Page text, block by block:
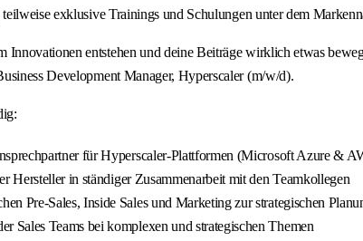
exklusive Trainings und Schulungen unter dem
Innovationen entstehen und deine Beiträge wirklich etwas
Development Manager, Hyperscaler (m/w/d).
für Hyperscaler-Plattformen (Microsoft Azure &
Hersteller in ständiger Zusammenarbeit mit den Teamkollegen
Pre-Sales, Inside Sales und Marketing zur strategischen
Sales Teams bei komplexen und strategischen Themen